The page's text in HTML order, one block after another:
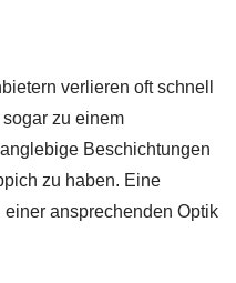
verlieren oft schnell
zu einem
Beschichtungen
zu haben. Eine
ansprechenden Optik